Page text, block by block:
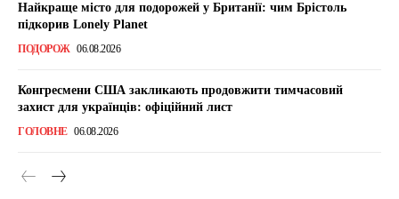
Найкраще місто для подорожей у Британії: чим Брістоль
підкорив Lonely Planet
ПОДОРОЖ 06.08.2026
Конгресмени США закликають продовжити тимчасовий
захист для українців: офіційний лист
ГОЛОВНЕ 06.08.2026